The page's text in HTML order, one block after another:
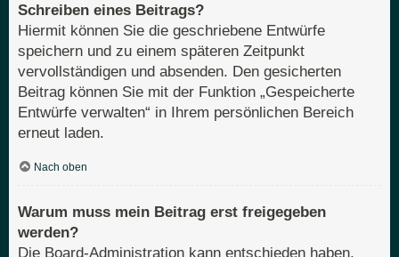
Schreiben eines Beitrags?
Hiermit können Sie die geschriebene Entwürfe
speichern und zu einem späteren Zeitpunkt
vervollständigen und absenden. Den gesicherten
Beitrag können Sie mit der Funktion „Gespeicherte
Entwürfe verwalten“ in Ihrem persönlichen Bereich
erneut laden.
Nach oben
Warum muss mein Beitrag erst freigegeben
werden?
Die Board-Administration kann entschieden haben,